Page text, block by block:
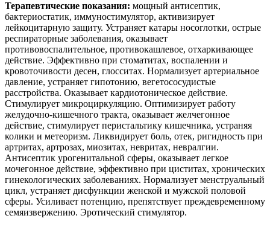
Терапевтические показания: мощный антисептик,
бактериостатик, иммуностимулятор, активизирует
лейкоцитарную защиту. Устраняет катары носоглотки, острые
респираторные заболевания, оказывает
противовоспалительное, противокашлевое, отхаркивающее
действие. Эффективно при стоматитах, воспалении и
кровоточивости десен, глосситах. Нормализует артериальное
давление, устраняет гипотонию, вегетососудистые
расстройства. Оказывает кардиотоническое действие.
Стимулирует микроциркуляцию. Оптимизирует работу
желудочно-кишечного тракта, оказывает желчегонное
действие, стимулирует перистальтику кишечника, устраняя
колики и метеоризм. Ликвидирует боль, отек, ригидность при
артритах, артрозах, миозитах, невритах, невралгии.
Антисептик урогенитальной сферы, оказывает легкое
мочегонное действие, эффективно при циститах, хронических
гинекологических заболеваниях. Нормализует менструальный
цикл, устраняет дисфункции женской и мужской половой
сферы. Усиливает потенцию, препятствует преждевременному
семяизвержению. Эротический стимулятор.